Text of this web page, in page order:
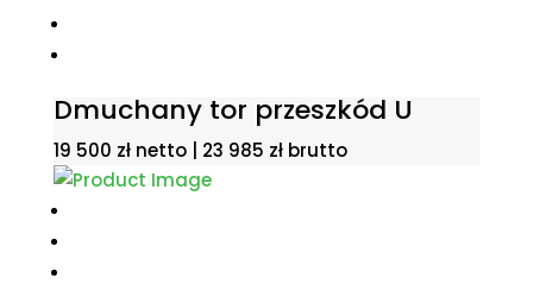
Dmuchany tor przeszkód U
19 500 zł netto | 23 985 złbrutto